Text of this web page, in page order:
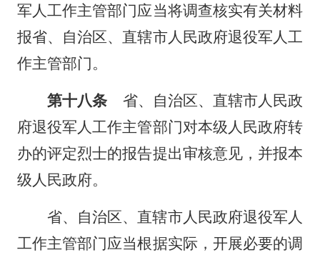
军人工作主管部门应当将调查核实有关材料
报省、自治区、直辖市人民政府退役军人工
作主管部门。
第十八条 省、自治区、直辖市人民政
府退役军人工作主管部门对本级人民政府转
办的评定烈士的报告提出审核意见，并报本
级人民政府。
省、自治区、直辖市人民政府退役军人
工作主管部门应当根据实际，开展必要的调